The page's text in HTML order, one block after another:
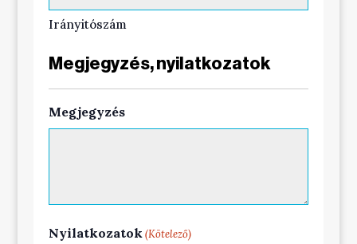
Irányitószám
Megjegyzés, nyilatkozatok
Megjegyzés
Nyilatkozatok (Kötelező)